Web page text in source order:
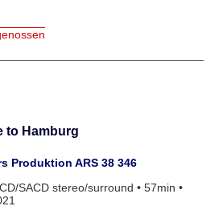
to Hamburg
Produktion ARS 38 346
SACD stereo/surround • 57min •